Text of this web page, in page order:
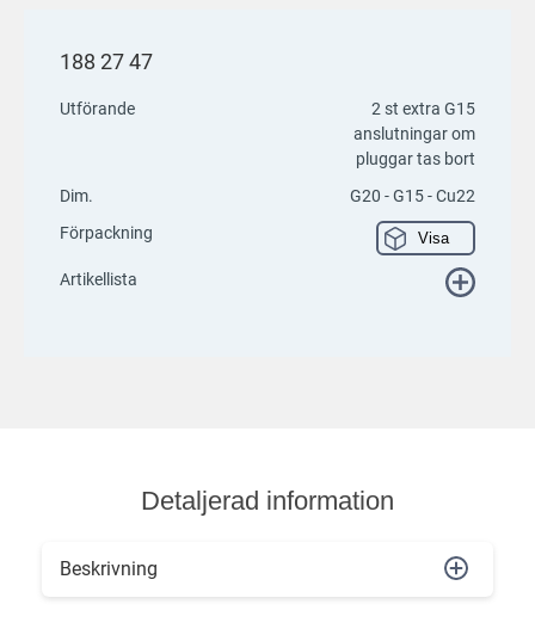
188 27 47
Utförande
2 st extra G15
anslutningar om
pluggar tas bort
Dim.
G20 - G15 - Cu22
Förpackning
Visa
Artikellista
Detaljerad information
Beskrivning